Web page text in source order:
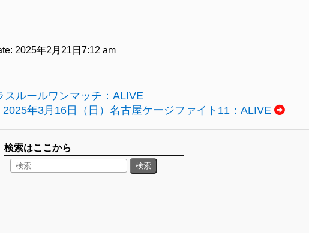
2025年2月21日7:12 am
ルールワンマッチ：ALIVE
2025年3月16日（日）名古屋ケージファイト11：ALIVE
検索はここから